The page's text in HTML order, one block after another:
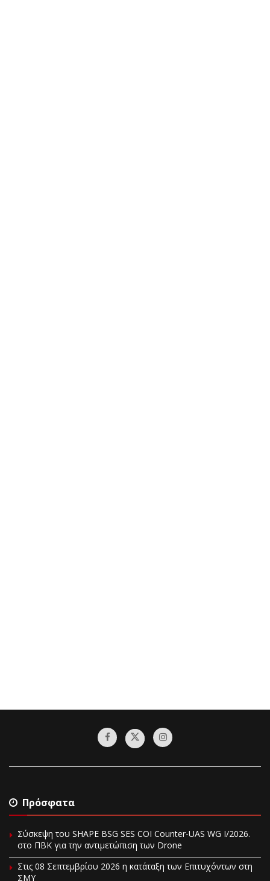
Πρόσφατα
Σύσκεψη του SHAPE BSG SES COI Counter-UAS WG I/2026.
στο ΠΒΚ για την αντιμετώπιση των Drone
Στις 08 Σεπτεμβρίου 2026 η κατάταξη των Επιτυχόντων στη
ΣΜΥ